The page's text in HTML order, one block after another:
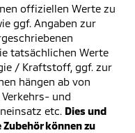
offiziellen Werte zu
ggf. Angaben zur
tatsächlichen Werte
/ Kraftstoff, ggf. zur
hängen ab von
und
etc. Dies und
können zu